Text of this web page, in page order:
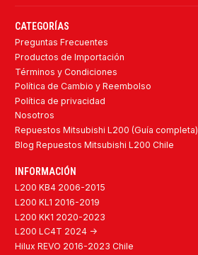
CATEGORÍAS
Preguntas Frecuentes
Productos de Importación
Términos y Condiciones
Política de Cambio y Reembolso
Política de privacidad
Nosotros
Repuestos Mitsubishi L200 (Guía completa)
Blog Repuestos Mitsubishi L200 Chile
INFORMACIÓN
L200 KB4 2006-2015
L200 KL1 2016-2019
L200 KK1 2020-2023
L200 LC4T 2024 ->
Hilux REVO 2016-2023 Chile